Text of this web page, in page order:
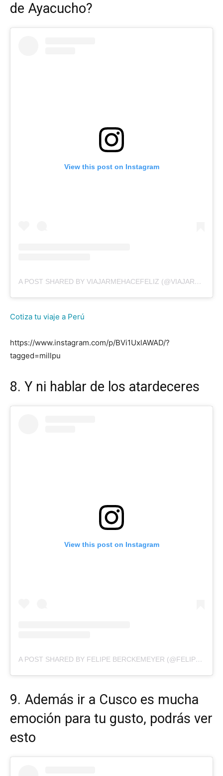
de Ayacucho?
View this post on Instagram
A POST SHARED BY VIAJARMEHACEFELIZ (@VIAJARMEHACEFELIZZ)
Cotiza tu viaje a Perú
https://www.instagram.com/p/BVi1UxlAWAD/?
tagged=millpu
8. Y ni hablar de los atardeceres
View this post on Instagram
A POST SHARED BY FELIPE BERCKEMEYER (@FELIPEBERCK)
9. Además ir a Cusco es mucha
emoción para tu gusto, podrás ver
esto